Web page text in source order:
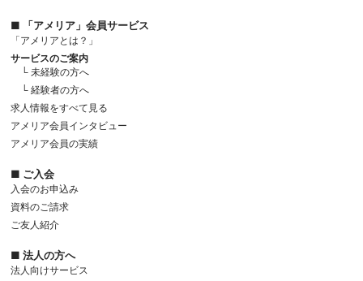
■ 「アメリア」会員サービス
「アメリアとは？」
サービスのご案内
└ 未経験の方へ
└ 経験者の方へ
求人情報をすべて見る
アメリア会員インタビュー
アメリア会員の実績
■ ご入会
入会のお申込み
資料のご請求
ご友人紹介
■ 法人の方へ
法人向けサービス